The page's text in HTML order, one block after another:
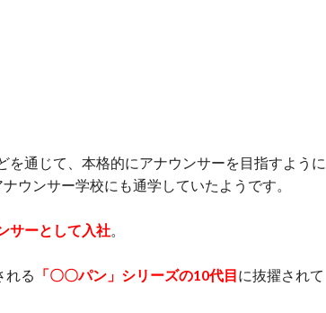
通じて、本格的にアナウンサーを目指すように
ウンサー学校にも通学していたようです。
サーとして入社。
れる 「〇〇パン」シリーズの10代目に抜擢されて